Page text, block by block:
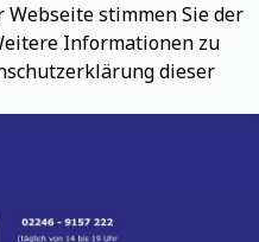
stimmen Sie der
Informationen zu
dieser